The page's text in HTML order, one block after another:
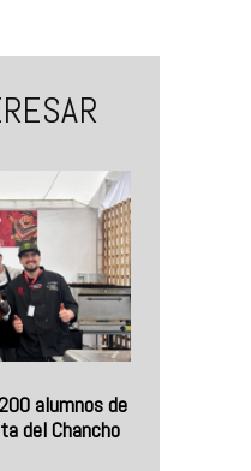
alumnos de
del Chancho